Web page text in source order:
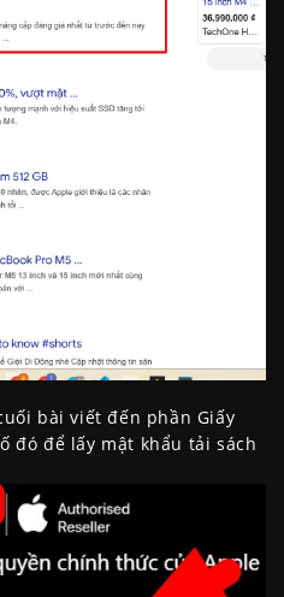
bài viết đến phần Giấy
đó để lấy mật khẩu tải sách